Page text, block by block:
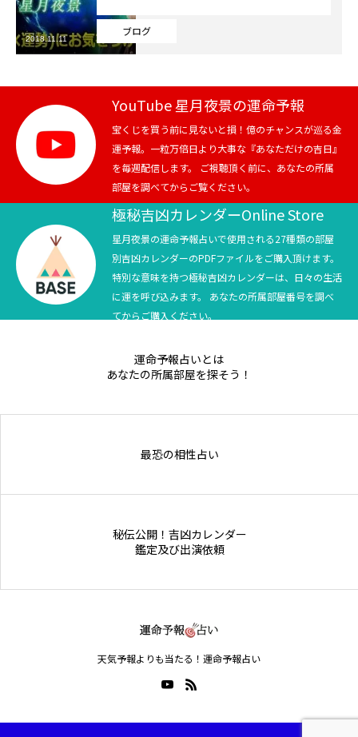
お知らせ
芸能界
テニス
スポーツ
競馬
テニス四大大会・五輪
テニス四大大会・五輪
ブログ
2018.11.11
YouTube 星月夜景の運命予報
宝くじを買う前に見ないと損！億のチャンスが巡る金
運予報。一粒万倍日より大事な『あなただけの吉日』
を毎週配信します。 ご視聴頂く前に、あなたの所属
部屋を調べてからご覧ください。
極秘吉凶カレンダーOnline Store
星月夜景の運命予報占いで使用される27種類の部屋
別吉凶カレンダーのPDFファイルをご購入頂けます。
特別な意味を持つ極秘吉凶カレンダーは、日々の生活
に運を呼び込みます。 あなたの所属部屋番号を調べ
てからご購入ください。
運命予報占いとは
あなたの所属部屋を探そう！
最恐の相性占い
秘伝公開！吉凶カレンダー
鑑定及び出演依頼
天気予報よりも当たる！運命予報占い